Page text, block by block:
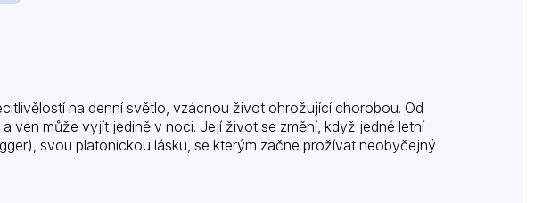
na denní světlo, vzácnou život ohrožující chorobou. Od
ven může vyjít jedině v noci. Její život se změní, když jedné letní
svou platonickou lásku, se kterým začne prožívat neobyčejný